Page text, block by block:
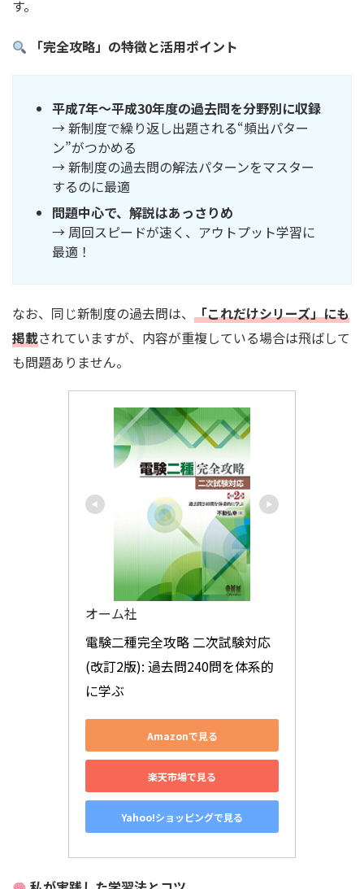
す。
「完全攻略」の特徴と活用ポイント
平成7年～平成30年度の過去問を分野別に収録
→ 新制度で繰り返し出題される“頻出パター
ン”がつかめる
→ 新制度の過去問の解法パターンをマスター
するのに最適
問題中心で、解説はあっさりめ
→ 周回スピードが速く、アウトプット学習に
最適！
なお、同じ新制度の過去問は、 「これだけシリーズ」にも
掲載されていますが、内容が重複している場合は飛ばして
も問題ありません。
オーム社
電験二種完全攻略 二次試験対応
(改訂2版): 過去問240問を体系的
に学ぶ
Amazonで見る
楽天市場で見る
Yahoo!ショッピングで見る